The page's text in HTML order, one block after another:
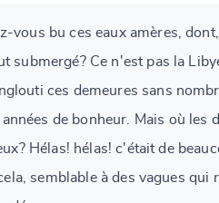
vous bu ces eaux amères,
submergé? Ce n'est pas la
ces demeures sans
de bonheur. Mais où les
Hélas! hélas! c'était de
semblable à des vagues qui